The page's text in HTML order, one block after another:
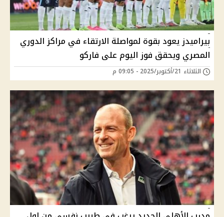
بيراميدز يعود بقوة لمواصلة الارتقاء في مراكز الدوري
المصري ويحقق فوز اليوم على فاركو
الثلاثاء 21/أكتوبر/2025 - 09:05 م